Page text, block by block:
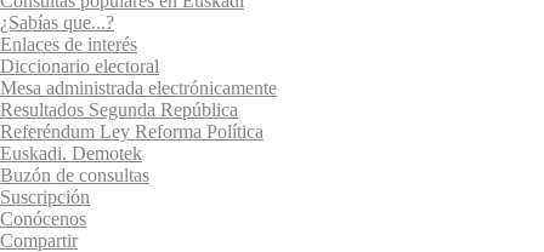
¿Sabías que...?
Enlaces de interés
Diccionario electoral
Mesa administrada electrónicamente
Resultados Segunda República
Referéndum Ley Reforma Política
Euskadi. Demotek
Buzón de consultas
Suscripción
Conócenos
Compartir